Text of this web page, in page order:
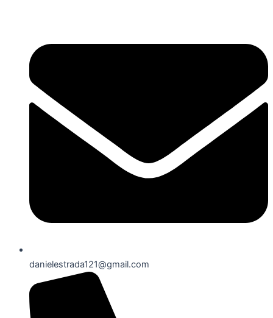
danielestrada121@gmail.com